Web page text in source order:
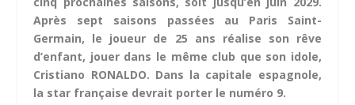
Après sept saisons passées au Paris Saint-
Germain, le joueur de 25 ans réalise son rêve
d’enfant, jouer dans le même club que son idole,
Cristiano RONALDO. Dans la capitale espagnole,
la star française devrait porter le numéro 9.